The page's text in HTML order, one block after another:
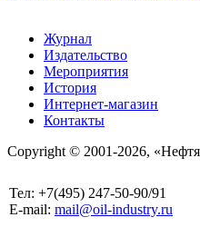
Журнал
Издательство
Мероприятия
История
Интернет-магазин
Контакты
Copyright © 2001-2026,
Тел: +7(495) 247-50-90/91
E-mail: mail@oil-industry.ru